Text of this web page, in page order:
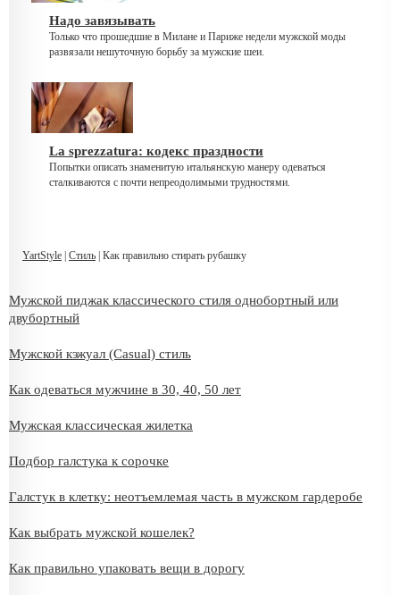
Надо завязывать
Только что прошедшие в Милане и Париже недели мужской моды
развязали нешуточную борьбу за мужские шеи.
La sprezzatura: кодекс праздности
Попытки описать знаменитую итальянскую манеру одеваться
сталкиваются с почти непреодолимыми трудностями.
YartStyle Стиль | Как правильно стирать рубашку
Мужской пиджак классического стиля однобортный или
двубортный
Мужской кэжуал (Casual) стиль
Как одеваться мужчине в 30, 40, 50 лет
Мужская классическая жилетка
Подбор галстука к сорочке
Галстук в клетку: неотъемлемая часть в мужском гардеробе
Как выбрать мужской кошелек?
Как правильно упаковать вещи в дорогу